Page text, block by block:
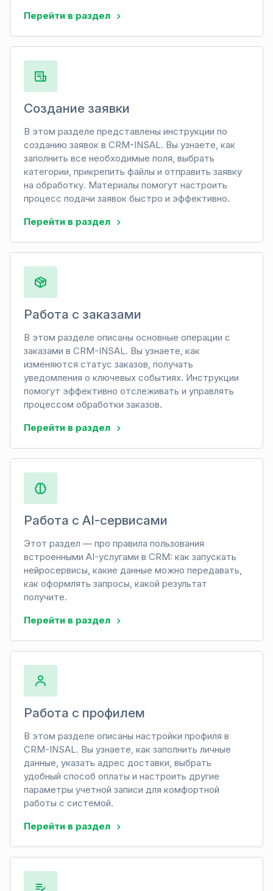
Перейти в раздел
Создание заявки
В этом разделе представлены инструкции по
созданию заявок в CRM-INSAL. Вы узнаете, как
заполнить все необходимые поля, выбрать
категории, прикрепить файлы и отправить заявку
на обработку. Материалы помогут настроить
процесс подачи заявок быстро и эффективно.
Перейти в раздел
Работа с заказами
В этом разделе описаны основные операции с
заказами в CRM-INSAL. Вы узнаете, как
изменяются статус заказов, получать
уведомления о ключевых событиях. Инструкции
помогут эффективно отслеживать и управлять
процессом обработки заказов.
Перейти в раздел
Работа с AI-сервисами
Этот раздел — про правила пользования
встроенными AI-услугами в CRM: как запускать
нейросервисы, какие данные можно передавать,
как оформлять запросы, какой результат
получите.
Перейти в раздел
Работа с профилем
В этом разделе описаны настройки профиля в
CRM-INSAL. Вы узнаете, как заполнить личные
данные, указать адрес доставки, выбрать
удобный способ оплаты и настроить другие
параметры учетной записи для комфортной
работы с системой.
Перейти в раздел